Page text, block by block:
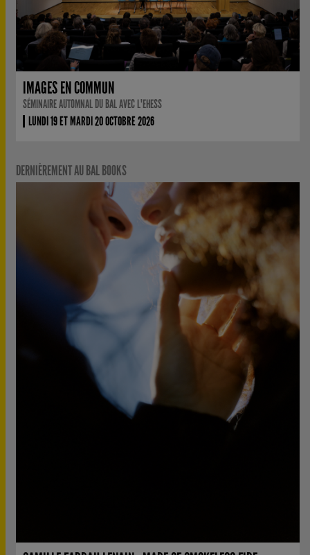
IMAGES EN COMMUN
SÉMINAIRE AUTOMNAL DU BAL AVEC L'EHESS
LUNDI 19 ET MARDI 20 OCTOBRE 2026
DERNIÈREMENT AU BAL BOOKS